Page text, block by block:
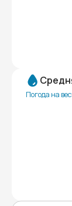
Погода на